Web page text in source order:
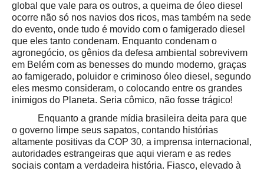
global que vale para os outros, a queima de óleo diesel
ocorre não só nos navios dos ricos, mas também na sede
do evento, onde tudo é movido com o famigerado diesel
que eles tanto condenam. Enquanto condenam o
agronegócio, os gênios da defesa ambiental sobrevivem
em Belém com as benesses do mundo moderno, graças
ao famigerado, poluidor e criminoso óleo diesel, segundo
eles mesmo consideram, o colocando entre os grandes
inimigos do Planeta. Seria cômico, não fosse trágico!
Enquanto a grande mídia brasileira deita para que
o governo limpe seus sapatos, contando histórias
altamente positivas da COP 30, a imprensa internacional,
autoridades estrangeiras que aqui vieram e as redes
sociais contam a verdadeira história. Fiasco, elevado à